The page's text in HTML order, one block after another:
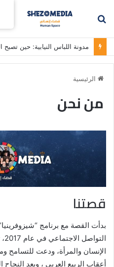
مدونة اللباس النيابية: حين تصبح
الرئيسية
من نحن
قصتنا
بدأت القصة مع برنامج
الإنسان والمرأة، ودعت للتسامح
أعقاب الربيع العربي ، وبعد